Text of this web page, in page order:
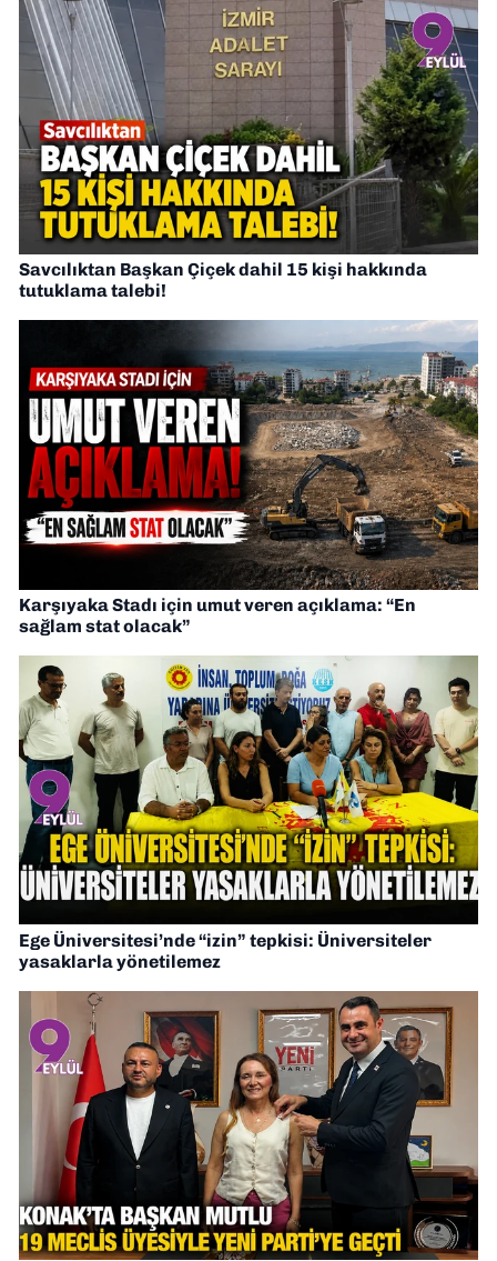
Savcılıktan Başkan Çiçek dahil 15 kişi hakkında
tutuklama talebi!
Karşıyaka Stadı için umut veren açıklama: “En
sağlam stat olacak”
Ege Üniversitesi’nde “izin” tepkisi: Üniversiteler
yasaklarla yönetilemez